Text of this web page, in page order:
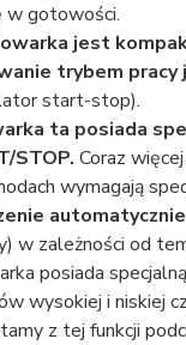
w gotowości.
jest
trybem pracy
start-stop).
ta posiada
STOP. Coraz
wymagają
w zależności od
posiada
wysokiej i niskiej
z tej funkcji